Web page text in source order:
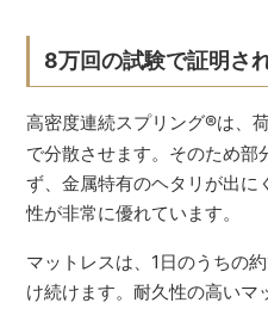
8万回の試験で証明さ
高密度連続スプリング®は、
で分散させます。そのため部
ず、金属特有のヘタリが出に
性が非常に優れています。
マットレスは、1日のうちの
け続けます。耐久性の高いマ